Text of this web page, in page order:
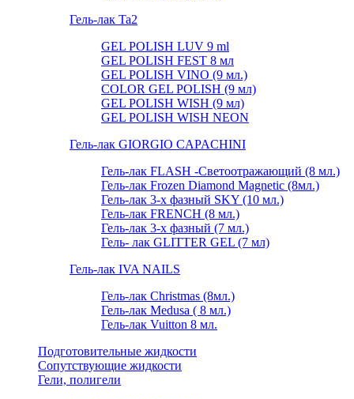
Гель-лак Ta2
GEL POLISH LUV 9 ml
GEL POLISH FEST 8 мл
GEL POLISH VINO (9 мл.)
COLOR GEL POLISH (9 мл)
GEL POLISH WISH (9 мл)
GEL POLISH WISH NEON
Гель-лак GIORGIO CAPACHINI
Гель-лак FLASH -Cветоотражающий (8 мл.)
Гель-лак Frozen Diamond Magnetic (8мл.)
Гель-лак 3-х фазный SKY (10 мл.)
Гель-лак FRENCH (8 мл.)
Гель-лак 3-х фазный (7 мл.)
Гель- лак GLITTER GEL (7 мл)
Гель-лак IVA NAILS
Гель-лак Christmas (8мл.)
Гель-лак Medusa ( 8 мл.)
Гель-лак Vuitton 8 мл.
Подготовительные жидкости
Сопутствующие жидкости
Гели, полигели